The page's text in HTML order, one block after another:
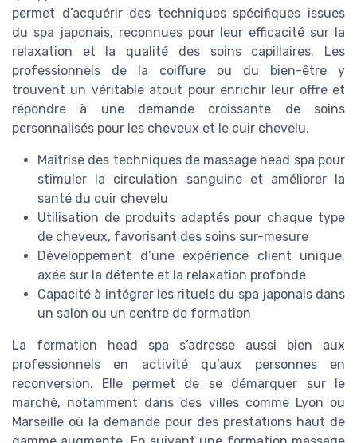
permet d’acquérir des techniques spécifiques issues
du spa japonais, reconnues pour leur efficacité sur la
relaxation et la qualité des soins capillaires. Les
professionnels de la coiffure ou du bien-être y
trouvent un véritable atout pour enrichir leur offre et
répondre à une demande croissante de soins
personnalisés pour les cheveux et le cuir chevelu.
Maîtrise des techniques de massage head spa pour
stimuler la circulation sanguine et améliorer la
santé du cuir chevelu
Utilisation de produits adaptés pour chaque type
de cheveux, favorisant des soins sur-mesure
Développement d’une expérience client unique,
axée sur la détente et la relaxation profonde
Capacité à intégrer les rituels du spa japonais dans
un salon ou un centre de formation
La formation head spa s’adresse aussi bien aux
professionnels en activité qu’aux personnes en
reconversion. Elle permet de se démarquer sur le
marché, notamment dans des villes comme Lyon ou
Marseille où la demande pour des prestations haut de